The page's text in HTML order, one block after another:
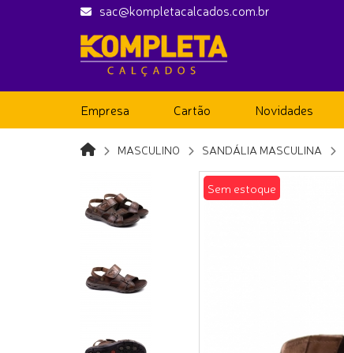
sac@kompletacalcados.com.br
Empresa Cartão Novidades
MASCULINO SANDÁLIA MASCULINA
Sem estoque